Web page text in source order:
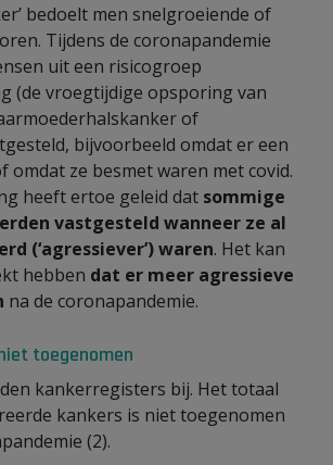
bedoelt men snelgroeiende of
Tijdens de coronapandemie
uit een risicogroep
(de vroegtijdige opsporing van
of
bijvoorbeeld omdat er een
omdat ze besmet waren met covid.
heeft ertoe geleid dat sommige
vastgesteld wanneer ze al
(‘agressiever’) waren. Het kan
hebben dat er meer agressieve
na de coronapandemie.
toegenomen
kankerregisters bij. Het totaal
kankers is niet toegenomen
(2).